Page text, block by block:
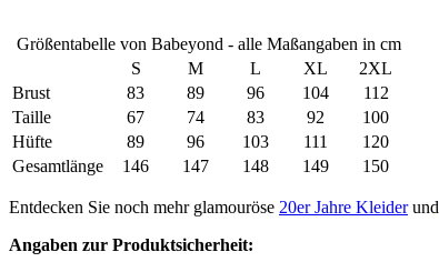
Größentabelle von Babeyond - alle Maßangaben in cm
S
M L XL
2XL
Brust
83 89 96 104
112
Taille
67 74 83 92
100
Hüfte
89 96 103 111
120
Gesamtlänge
146 147 148 149 150
Entdecken Sie noch mehr glamouröse 20er Jahre Kleiderund
Angaben zur Produktsicherheit: